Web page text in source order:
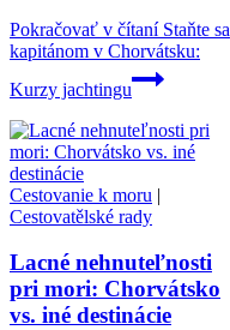
Pokračovať v čítaníStaňte sa
kapitánom v Chorvátsku:
Kurzy jachtingu
Cestovanie k moru |
Cestovatělské rady
Lacné nehnuteľnosti
pri mori: Chorvátsko
vs. iné destinácie